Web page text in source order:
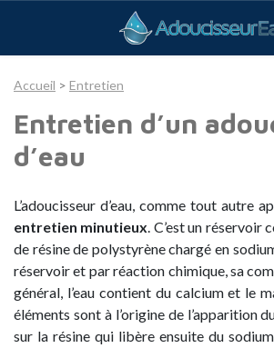
Accueil > Entretien
Entretien d’un
d’eau
L’adoucisseur d’eau, comme tout autre
entretien minutieux. C’est un réservoir
de résine de polystyrène chargé en
réservoir et par réaction chimique, sa
général, l’eau contient du calcium et le
éléments sont à l’origine de l’apparition
sur la résine qui libère ensuite du